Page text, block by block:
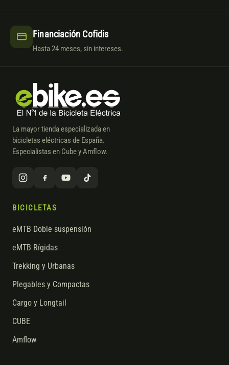
Financiación Cofidis
Hasta 24 meses, sin intereses.
La mayor tienda especializada en
bicicletas eléctricas de España.
Especialistas en Cube y Amflow.
BICICLETAS
eMTB Doble suspensión
eMTB Rígidas
Trekking y Urbanas
Plegables y Compactas
Cargo y Longtail
CUBE
Amflow